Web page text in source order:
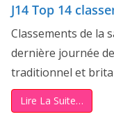
J14 Top 14
Classements de la
dernière journée
traditionnel et
Lire La Suite…